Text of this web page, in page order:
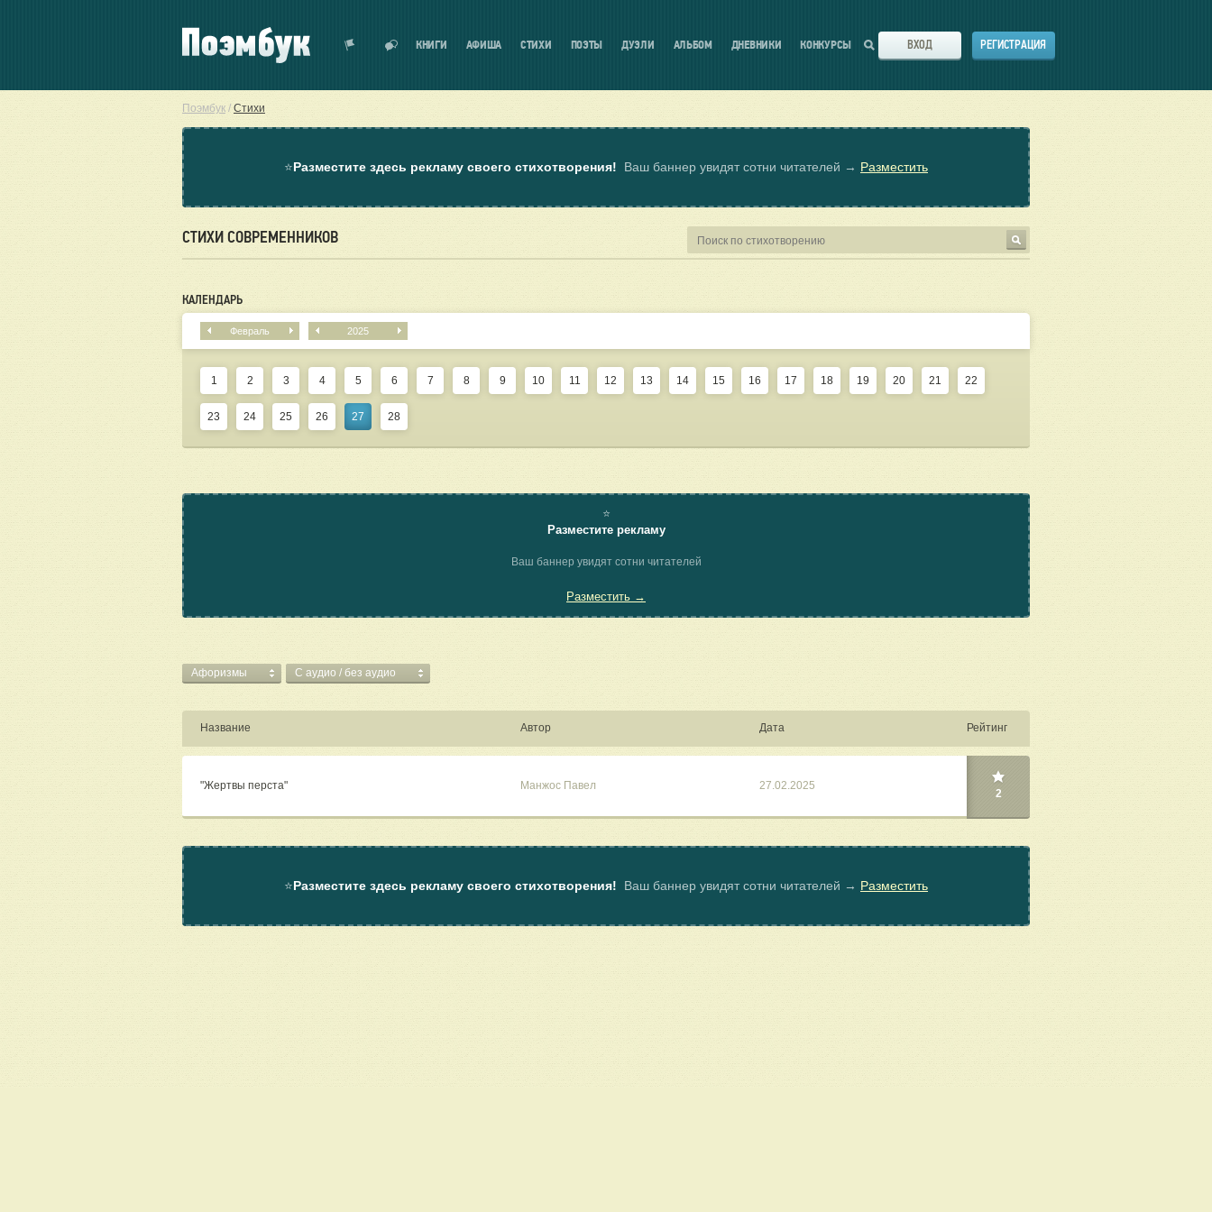
КНИГИ АФИША СТИХИ ПОЭТЫ ДУЭЛИ АЛЬБОМ ДНЕВНИКИ КОНКУРСЫ ВХОД РЕГИСТРАЦИЯ
Поэмбук / Стихи
⭐Разместите здесь рекламу своего стихотворения! Ваш баннер увидят сотни читателей → Разместить
СТИХИ СОВРЕМЕННИКОВ
КАЛЕНДАРЬ
Февраль 2025
1 2 3 4 5 6 7 8 9 10 11 12 13 14 15 16 17 18 19 20 21 22
23 24 25 26 27 28
⭐
Разместите рекламу
Ваш баннер увидят сотни читателей
Разместить →
Афоризмы C аудио / без аудио
Название Автор Дата Рейтинг
"Жертвы перста" Манжос Павел 27.02.2025
2
⭐Разместите здесь рекламу своего стихотворения! Ваш баннер увидят сотни читателей → Разместить